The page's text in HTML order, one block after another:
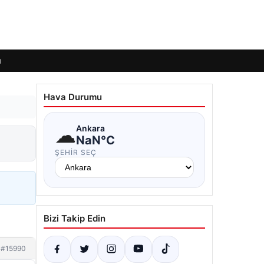
#15990
Hava Durumu
☁Ankara
NaN°C
ŞEHIR SEÇ
Bizi Takip Edin